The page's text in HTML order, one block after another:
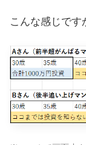
こんな感じです